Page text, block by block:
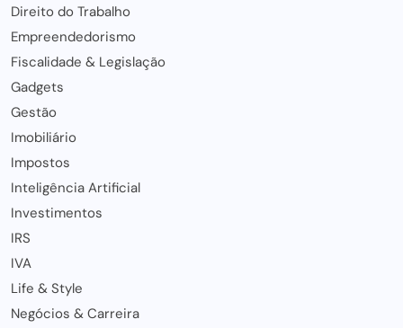
Direito do Trabalho
Empreendedorismo
Fiscalidade & Legislação
Gadgets
Gestão
Imobiliário
Impostos
Inteligência Artificial
Investimentos
IRS
IVA
Life & Style
Negócios & Carreira